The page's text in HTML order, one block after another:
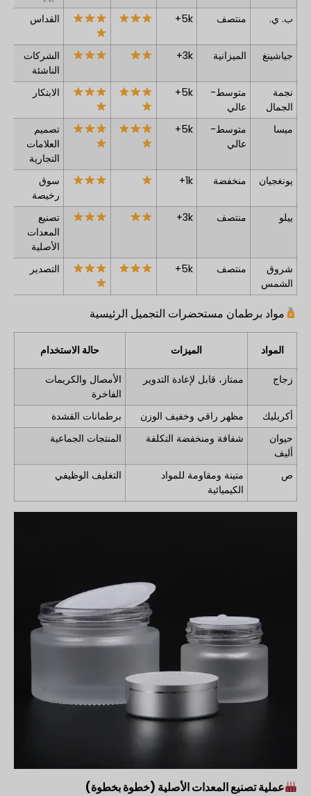
ب. ي.
منتصف 5k+ القداس
جياشينغ الميزانية 3k+
الشركات
الناشئة
نجمة
الجمال
متوسط-
عالي
5k+ الابتكار
ميسا
متوسط-
عالي
5k+
تصميم
العلامات
التجارية
يونغجيان
منخفضة 1k+
سوق
رخيصة
ييلو
منتصف 3k+
تصنيع
المعدات
الأصلية
شروق
الشمس
منتصف 5k+ التصدير
مواد برطمان مستحضرات التجميل الرئيسية
المواد الميزات حالة الاستخدام
زجاج ممتاز، قابل لإعادة التدوير
الأمصال والكريمات
الفاخرة
أكريليك
مظهر راقي وخفيف الوزن
برطمانات القشدة
حيوان
أليف
شفافة ومنخفضة التكلفة المنتجات الجماعية
ص
متينة ومقاومة للمواد
الكيميائية
التغليف الوظيفي
عملية تصنيع المعدات الأصلية (خطوة بخطوة)